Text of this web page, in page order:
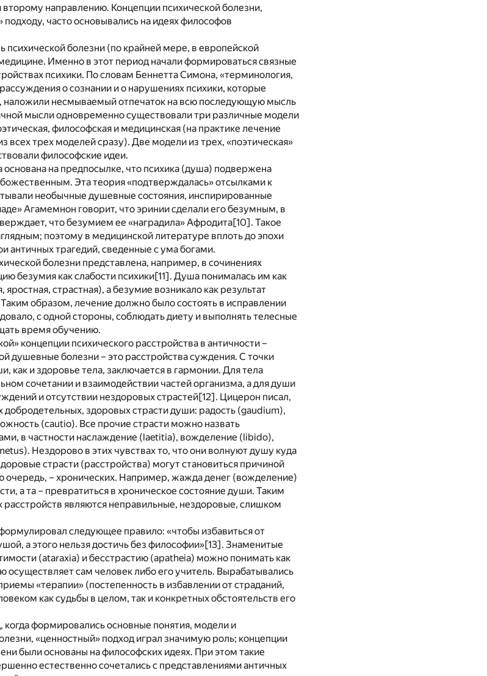
направлению. Концепции психической болезни,
часто основывались на идеях философов
психической болезни (по крайней мере, в европейской
Именно в этот период начали формироваться связные
психики. По словам Беннетта Симона, «терминология,
о сознании и о нарушениях психики, которые
наложили несмываемый отпечаток на всю последующую мысль
мысли одновременно существовали три различные модели
философская и медицинская (на практике лечение
всех трех моделей сразу). Две модели из трех, «поэтическая»
философские идеи.
основана на предпосылке, что психика (душа) подвержена
Эта теория «подтверждалась» отсылками к
необычные душевные состояния, инспирированные
Агамемнон говорит, что эринии сделали его безумным, в
что безумием ее «наградила» Афродита[10]. Такое
поэтому в медицинской литературе вплоть до эпохи
античных трагедий, сведенные с ума богами.
болезни представлена, например, в сочинениях
безумия как слабости психики[11]. Душа понималась им как
страстная), а безумие возникало как результат
образом, лечение должно было состоять в исправлении
с одной стороны, соблюдать диету и выполнять телесные
время обучению.
концепции психического расстройства в античности –
душевные болезни – это расстройства суждения. С точки
как и здоровье тела, заключается в гармонии. Для тела
сочетании и взаимодействии частей организма, а для души
и отсутствии нездоровых страстей[12]. Цицерон писал,
здоровых страсти души: радость (gaudium),
(cautio). Все прочие страсти можно назвать
в частности наслаждение (laetitia), вожделение (libido),
Нездорово в этих чувствах то, что они волнуют душу куда
страсти (расстройства) могут становиться причиной
очередь, – хронических. Например, жажда денег (вожделение)
а та – превратиться в хроническое состояние души. Таким
расстройств являются неправильные, нездоровые, слишком
следующее правило: «чтобы избавиться от
а этого нельзя достичь без философии»[13]. Знаменитые
(ataraxia) и бесстрастию (apatheia) можно понимать как
осуществляет сам человек либо его учитель. Вырабатывались
«терапии» (постепенность в избавлении от страданий,
как судьбы в целом, так и конкретных обстоятельств его
формировались основные понятия, модели и
«ценностный» подход играл значимую роль; концепции
были основаны на философских идеях. При этом такие
естественно сочетались с представлениями античных